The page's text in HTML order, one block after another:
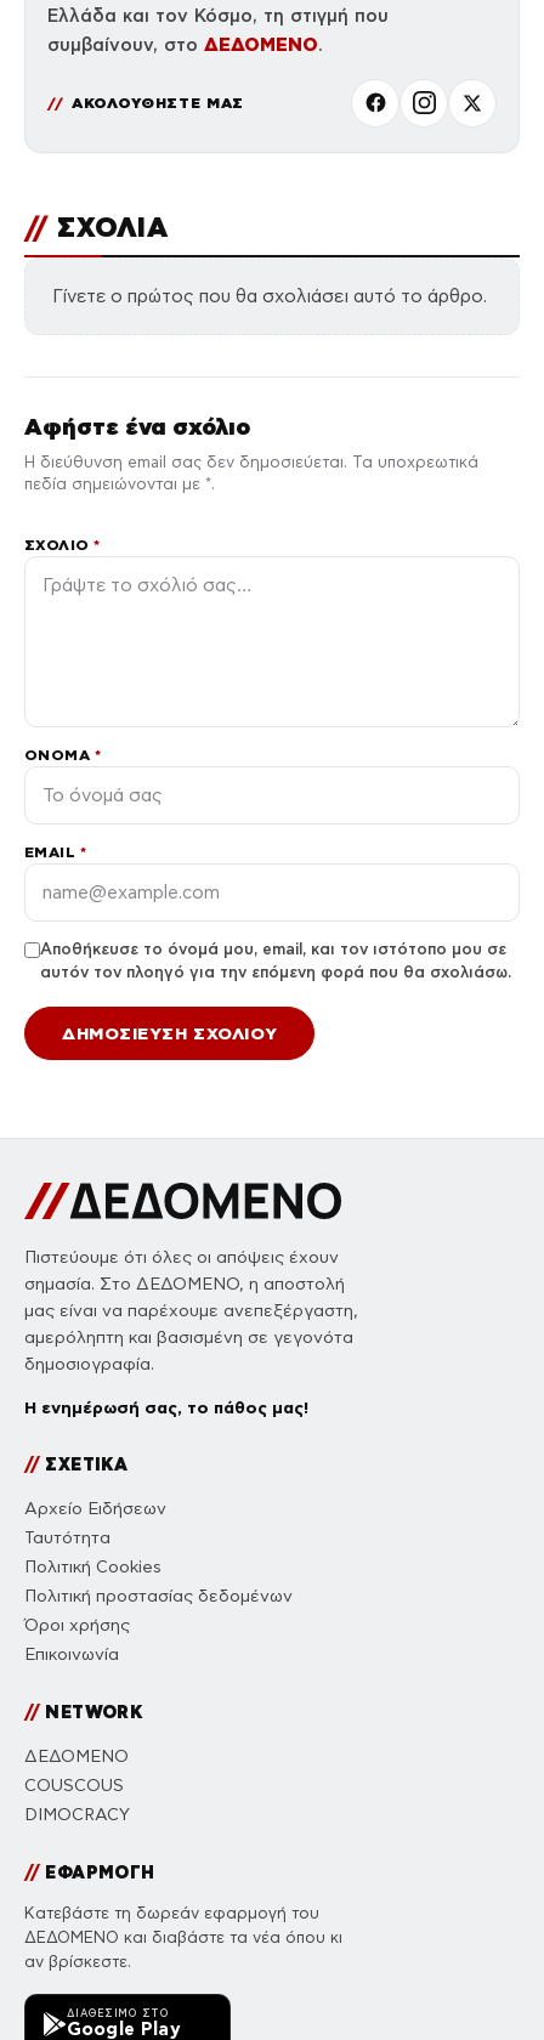
Ελλάδα και τον Κόσμο, τη στιγμή που
συμβαίνουν, στο ΔΕΔΟΜΕΝΟ.
ΑΚΟΛΟΥΘΗΣΤΕ ΜΑΣ
// ΣΧΟΛΙΑ
Γίνετε ο πρώτος που θα σχολιάσει αυτό το άρθρο.
Αφήστε ένα σχόλιο
Η διεύθυνση email σας δεν δημοσιεύεται. Τα υποχρεωτικά
πεδία σημειώνονται με *.
ΣΧΌΛΙΟ*
ΌΝΟΜΑ *
EMAIL *
Αποθήκευσε το όνομά μου, email, και τον ιστότοπο μου σε
αυτόν τον πλοηγό για την επόμενη φορά που θα σχολιάσω.
Πιστεύουμε ότι όλες οι απόψεις έχουν
σημασία. Στο ΔΕΔΟΜΕΝΟ, η αποστολή
μας είναι να παρέχουμε ανεπεξέργαστη,
αμερόληπτη και βασισμένη σε γεγονότα
δημοσιογραφία.
Η ενημέρωσή σας, το πάθος μας!
//ΣΧΕΤΙΚΑ
Αρχείο Ειδήσεων
Ταυτότητα
Πολιτική Cookies
Πολιτική προστασίας δεδομένων
Όροι χρήσης
Επικοινωνία
//NETWORK
ΔΕΔΟΜΕΝΟ
COUSCOUS
DIMOCRACY
//ΕΦΑΡΜΟΓΗ
Κατεβάστε τη δωρεάν εφαρμογή του
ΔΕΔΟΜΕΝΟ και διαβάστε τα νέα όπου κι
αν βρίσκεστε.
ΔΙΑΘΈΣΙΜΟ ΣΤΟ
Google Play